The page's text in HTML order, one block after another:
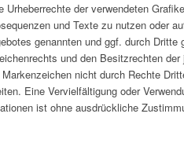
der verwendeten
und Texte zu nutzen oder
genannten und ggf. durch
und den Besitzrechten
nicht durch Rechte
Eine Vervielfältigung oder
ist ohne ausdrückliche